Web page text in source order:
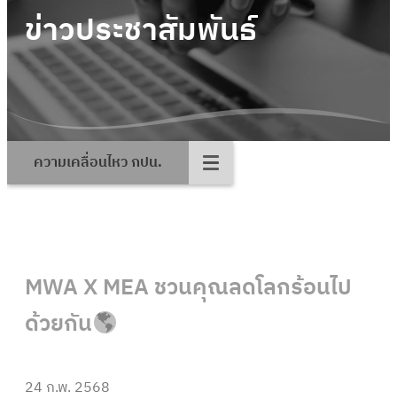
ข่าวประชาสัมพันธ์
ความเคลื่อนไหว กปน.
MWA X MEA ชวนคุณลดโลกร้อนไป
ด้วยกัน
24 ก.พ. 2568